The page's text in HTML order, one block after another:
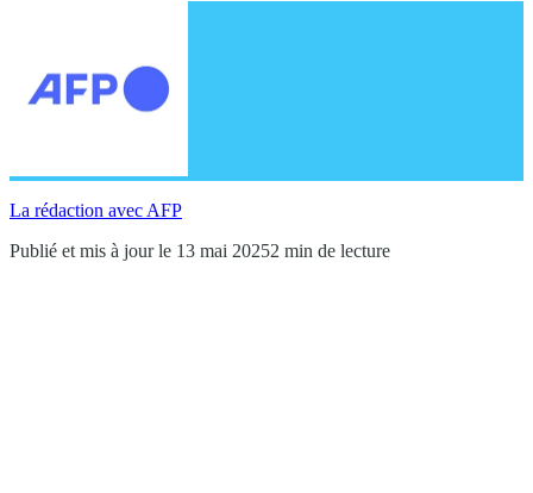
La rédaction avec AFP
Publié et mis à jour le 13 mai 20252 min de lecture